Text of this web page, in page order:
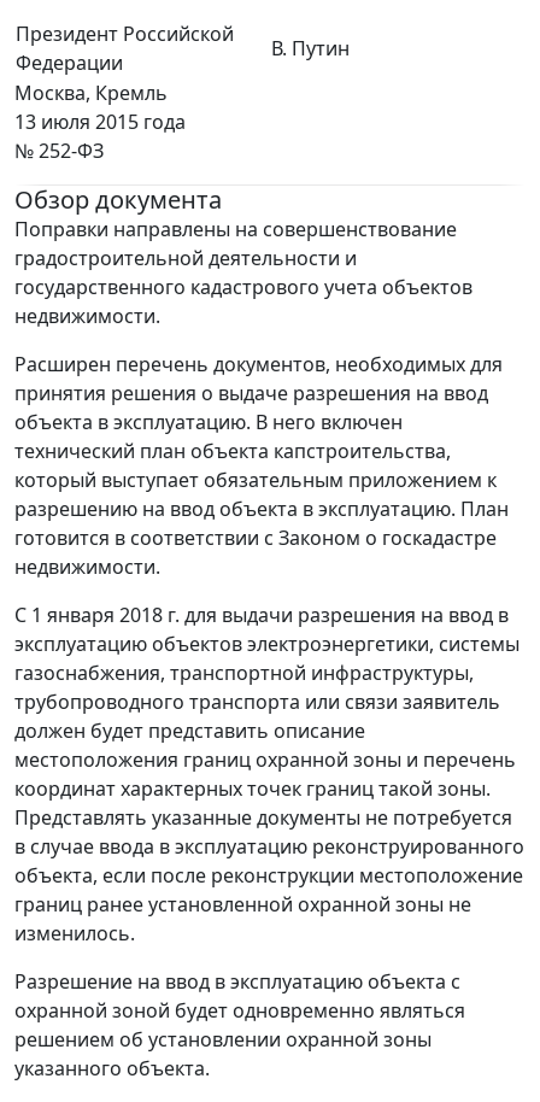
Президент Российской
Федерации
В. Путин
Москва, Кремль
13 июля 2015 года
№ 252-ФЗ
Обзор документа
Поправки направлены на совершенствование
градостроительной деятельности и
государственного кадастрового учета объектов
недвижимости.
Расширен перечень документов, необходимых для
принятия решения о выдаче разрешения на ввод
объекта в эксплуатацию. В него включен
технический план объекта капстроительства,
который выступает обязательным приложением к
разрешению на ввод объекта в эксплуатацию. План
готовится в соответствии с Законом о госкадастре
недвижимости.
С 1 января 2018 г. для выдачи разрешения на ввод в
эксплуатацию объектов электроэнергетики, системы
газоснабжения, транспортной инфраструктуры,
трубопроводного транспорта или связи заявитель
должен будет представить описание
местоположения границ охранной зоны и перечень
координат характерных точек границ такой зоны.
Представлять указанные документы не потребуется
в случае ввода в эксплуатацию реконструированного
объекта, если после реконструкции местоположение
границ ранее установленной охранной зоны не
изменилось.
Разрешение на ввод в эксплуатацию объекта с
охранной зоной будет одновременно являться
решением об установлении охранной зоны
указанного объекта.